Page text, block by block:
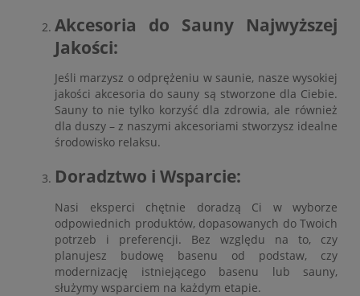
Akcesoria do Sauny Najwyższej
Jakości:
Jeśli marzysz o odprężeniu w saunie, nasze wysokiej
jakości akcesoria do sauny są stworzone dla Ciebie.
Sauny to nie tylko korzyść dla zdrowia, ale również
dla duszy – z naszymi akcesoriami stworzysz idealne
środowisko relaksu.
Doradztwo i Wsparcie:
Nasi eksperci chętnie doradzą Ci w wyborze
odpowiednich produktów, dopasowanych do Twoich
potrzeb i preferencji. Bez względu na to, czy
planujesz budowę basenu od podstaw, czy
modernizację istniejącego basenu lub sauny,
służymy wsparciem na każdym etapie.